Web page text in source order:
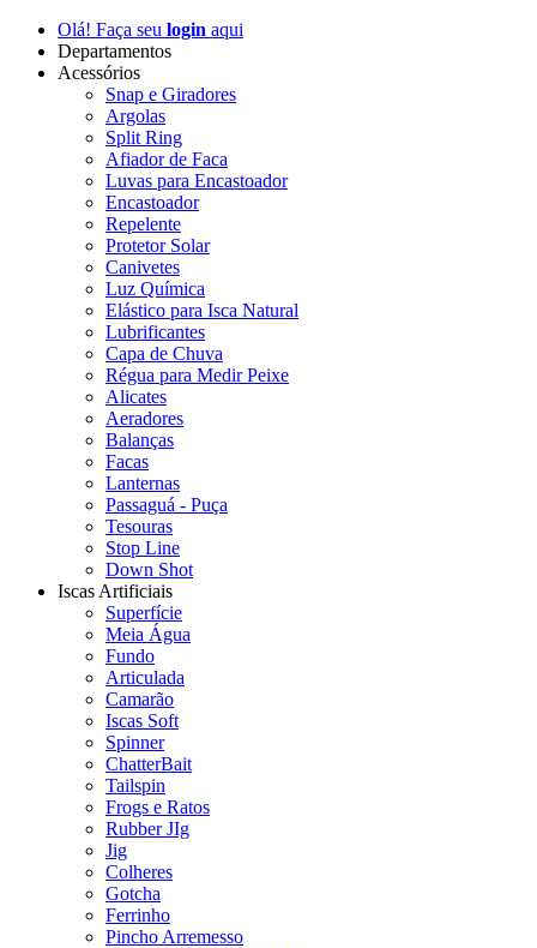
Olá! Faça seu login aqui
Departamentos
Acessórios
Snap e Giradores
Argolas
Split Ring
Afiador de Faca
Luvas para Encastoador
Encastoador
Repelente
Protetor Solar
Canivetes
Luz Química
Elástico para Isca Natural
Lubrificantes
Capa de Chuva
Régua para Medir Peixe
Alicates
Aeradores
Balanças
Facas
Lanternas
Passaguá - Puça
Tesouras
Stop Line
Down Shot
Iscas Artificiais
Superfície
Meia Água
Fundo
Articulada
Camarão
Iscas Soft
Spinner
ChatterBait
Tailspin
Frogs e Ratos
Rubber JIg
Jig
Colheres
Gotcha
Ferrinho
Pincho Arremesso